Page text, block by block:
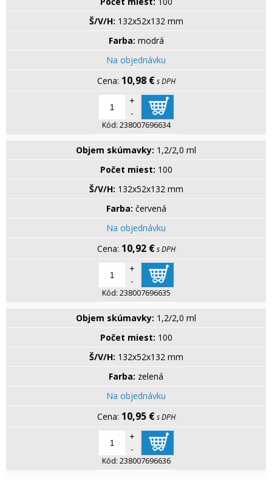
Š/V/H: 132x52x132 mm
Farba: modrá
Na objednávku
10,98 € s DPH
+
-
Kód: 238007696634
Objem skúmavky: 1,2/2,0 ml
Počet miest: 100
Š/V/H: 132x52x132 mm
Farba: červená
Na objednávku
10,92 € s DPH
+
-
Kód: 238007696635
Objem skúmavky: 1,2/2,0 ml
Počet miest: 100
Š/V/H: 132x52x132 mm
Farba: zelená
Na objednávku
10,95 € s DPH
+
-
Kód: 238007696636